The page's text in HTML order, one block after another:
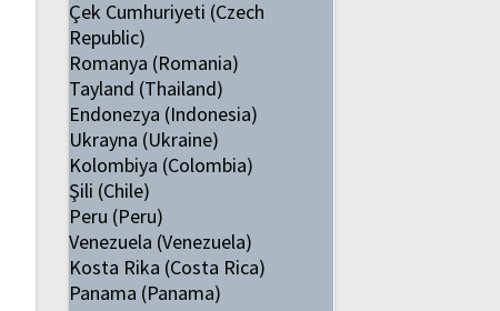
Çek Cumhuriyeti (Czech
Republic)
Romanya (Romania)
Tayland (Thailand)
Endonezya (Indonesia)
Ukrayna (Ukraine)
Kolombiya (Colombia)
Şili (Chile)
Peru (Peru)
Venezuela (Venezuela)
Kosta Rika (Costa Rica)
Panama (Panama)